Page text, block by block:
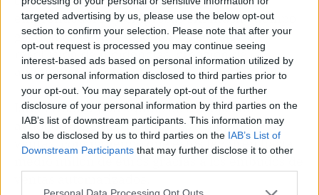
targeted advertising by us, please use the below opt-out
section to confirm your selection. Please note that after your
opt-out request is processed you may continue seeing
interest-based ads based on personal information utilized by
us or personal information disclosed to third parties prior to
your opt-out. You may separately opt-out of the further
disclosure of your personal information by third parties on the
IAB’s list of downstream participants. This information may
also be disclosed by us to third parties on the IAB’s List of
Downstream Participants that may further disclose it to other
emprendedores y empresas sin mucho tiempo:
gestión de la base de datos de contactos,
resolución de incidencias, creación de
automatizaciones, etc.
Israel Huerta y su equipo de trabajo han
ayudado a cientos de clientes a mejorar sus
ventas, consiguiendo que estos facturen hasta
medio millón de euros gracias a los embudos de